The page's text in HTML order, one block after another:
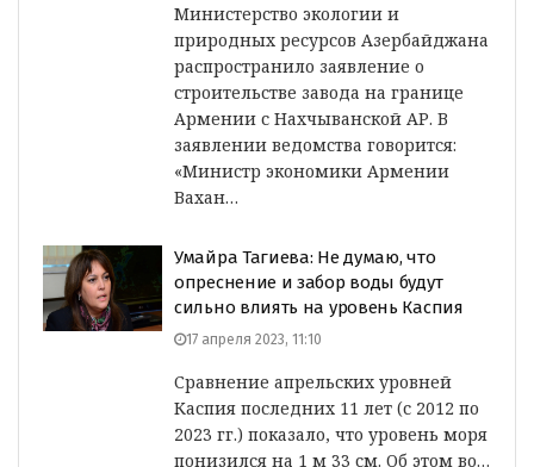
Министерство экологии и
природных ресурсов Азербайджана
распространило заявление о
строительстве завода на границе
Армении с Нахчыванской АР. В
заявлении ведомства говорится:
«Министр экономики Армении
Вахан…
Умайра Тагиева: Не думаю, что
опреснение и забор воды будут
сильно влиять на уровень Каспия
17 апреля 2023, 11:10
Сравнение апрельских уровней
Каспия последних 11 лет (с 2012 по
2023 гг.) показало, что уровень моря
понизился на 1 м 33 см. Об этом во…